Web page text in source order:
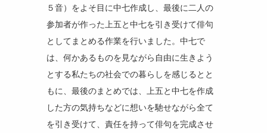
５音）をよそ目に中七作成し、最後に二人の
参加者が作った上五と中七を引き受けて俳句
としてまとめる作業を行いました。中七で
は、何かあるものを見ながら自由に生きよう
とする私たちの社会での暮らしを感じるとと
もに、最後のまとめでは、上五と中七を作成
した方の気持ちなどに想いを馳せながら全て
を引き受けて、責任を持って俳句を完成させ